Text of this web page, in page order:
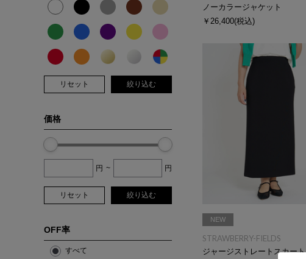
リセット 絞り込む
価格
円 ~ 円
リセット 絞り込む
OFF率
すべて
ノーカラージャケット
￥26,400(税込)
NEW
STRAWBERRY-FIELDS
ジャージストレートスカート